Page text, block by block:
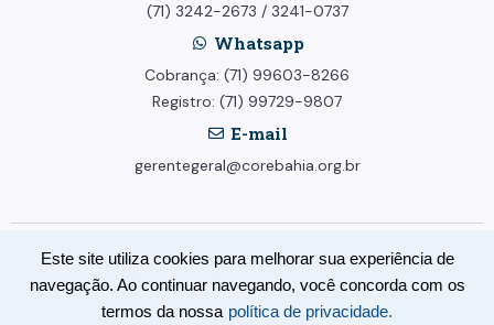
Este site utiliza cookies para melhorar sua experiência de
navegação. Ao continuar navegando, você concorda com os
termos da nossa política de privacidade.
(71) 3242-2673 / 3241-0737
Whatsapp
Cobrança: (71) 99603-8266
Registro: (71) 99729-9807
E-mail
gerentegeral@corebahia.org.br
© Conselho Regional dos Representantes Comerciais no Estado da
Bahia - CORE-BA. Todos os direitos reservados.